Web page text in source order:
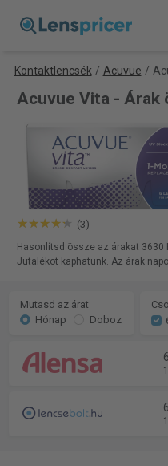
Kontaktlencsék / Acuvue /
Acuvue Vita - Árak
(3)
Hasonlítsd össze az árakat 3630
Jutalékot kaphatunk. Az árak
Mutasd az árat
Hónap
Doboz